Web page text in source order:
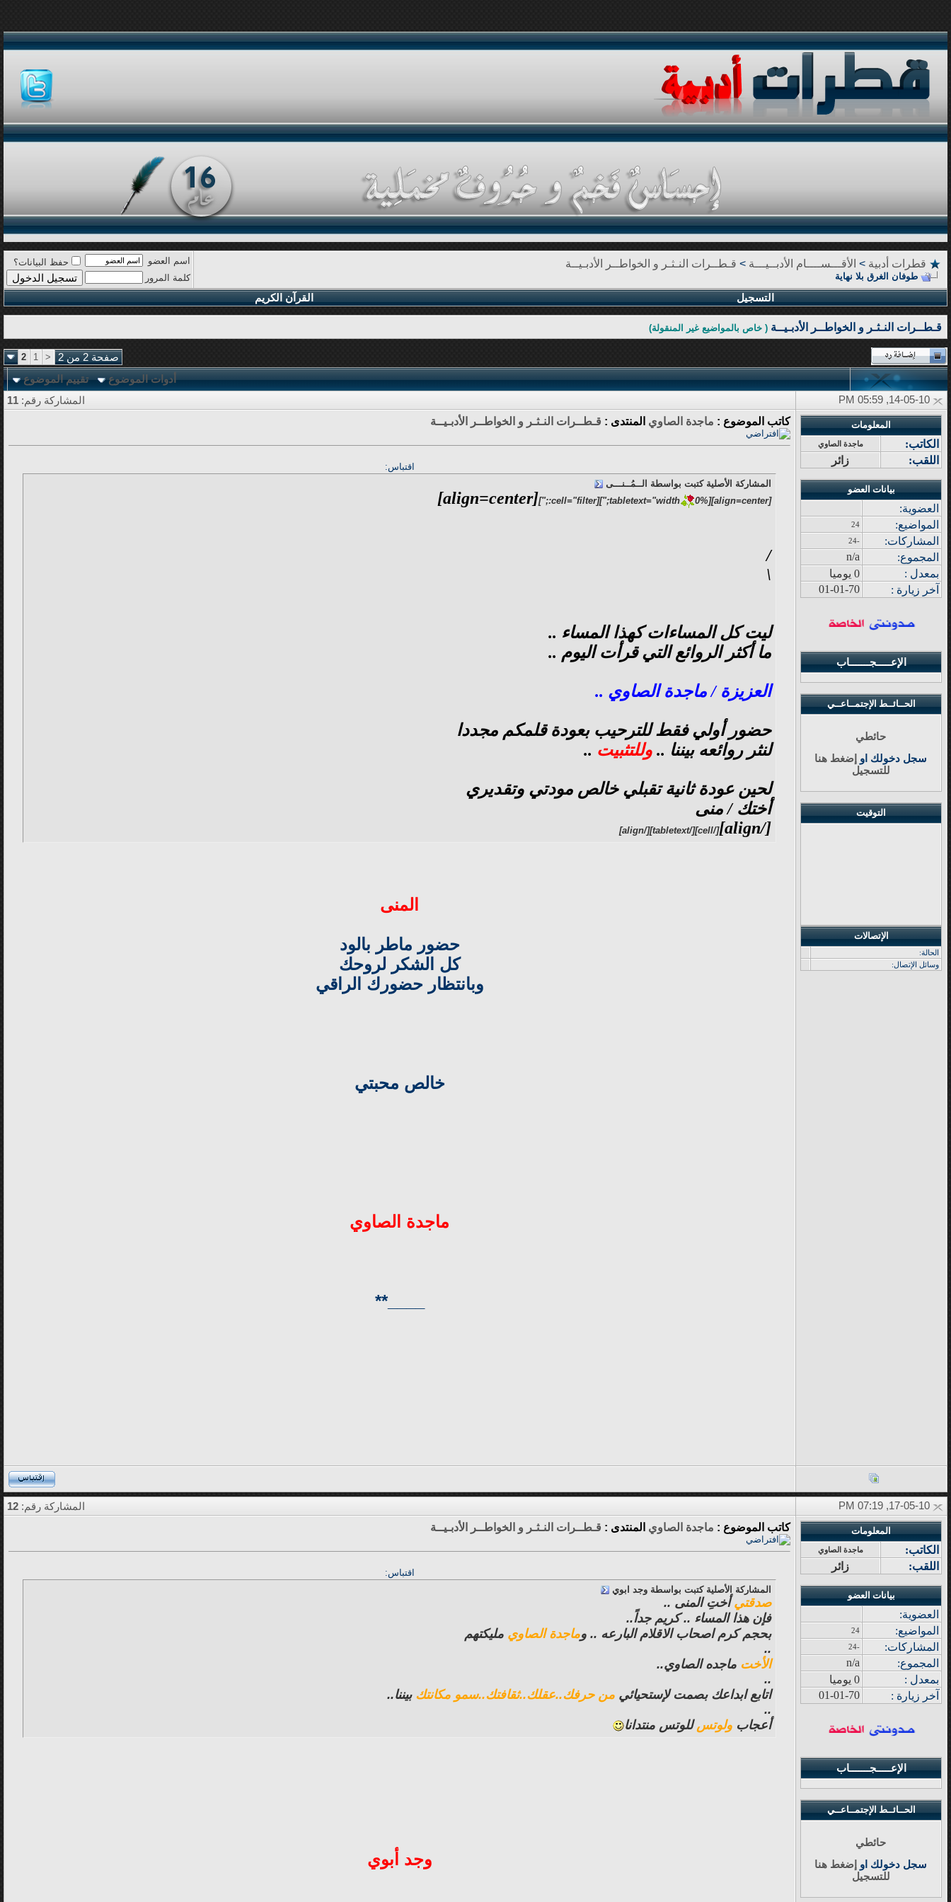
قطرات أدبية > الأقـــســــام الأدبــيـــة > قـطــرات النـثـر و الخواطــر الأدبـيــة
طوفان الغرق بلا نهاية
اسم العضو
حفظ البيانات؟
كلمة المرور
التسجيل القرآن الكريم
قـطــرات النـثـر و الخواطــر الأدبـيــة ( خاص بالمواضيع غير المنقولة)
صفحة 2 من 2 <
1
2
أدوات الموضوع
تقييم الموضوع
المشاركة رقم: 11
المعلومات
الكاتب: ماجدة الصاوي
اللقب: زائر
بيانات العضو
العضوية:
المواضيع:
24
المشاركات:
-24
المجموع:
n/a
بمعدل :
0 يوميا
خر زيار ة :
01-01-70
الإعـــــجـــــــاب
الحــائــط الإجتمــاعــي
حائطي
سجل دخولك او إضغط هنا
للتسجيل
التوقيت
الإتصالات
الحالة:
وسائل الإتصال:
كاتب الموضوع : ماجدة الصاوي المنتدى : قـطــرات النـثـر و الخواطــر الأدبـيــة
اقتباس:
المشاركة الأصلية كتبت بواسطة الــمُــنـــى
[align=center][tabletext="width
0%;"][cell="filter:;"]
[align=center]
/
\
ليت كل المساءات كهذا المساء ..
ما أكثر الروائع التي قرأت اليوم ..
العزيزة / ماجدة الصاوي ..
حضور أولي فقط للترحيب بعودة قلمكم مجددا
لنثر روائعه بيننا .. وللتثبيت ..
لحين عودة ثانية تقبلي خالص مودتي وتقديري
أختك / منى
[/align]
[/cell][/tabletext][/align]
المنى
حضور ماطر بالود
كل الشكر لروحك
وبانتظار حضورك الراقي
خالص محبتي
ماجدة الصاوي
____**
المشاركة رقم: 12
المعلومات
الكاتب: ماجدة الصاوي
اللقب: زائر
بيانات العضو
العضوية:
المواضيع:
24
المشاركات:
-24
المجموع:
n/a
بمعدل :
0 يوميا
خر زيار ة :
01-01-70
الإعـــــجـــــــاب
الحــائــط الإجتمــاعــي
حائطي
سجل دخولك او إضغط هنا
للتسجيل
كاتب الموضوع : ماجدة الصاوي المنتدى : قـطــرات النـثـر و الخواطــر الأدبـيــة
اقتباس:
المشاركة الأصلية كتبت بواسطة وجد ابوي
صدقتيأختِ المنى ..
فإن هذا المساء .. كريم جداً..
بحجم كرم اصحاب الاقلام البارعه .. وماجدة الصاوي مليكتهم
..
الأخت ماجده الصاوي..
..
اتابع ابداعك بصمت لإستحيائي من حرفك..عقلك..ثقافتك..سمو مكانتكبيننا..
..
أعجاب ولوتسللوتس منتدانا
وجد أبوي